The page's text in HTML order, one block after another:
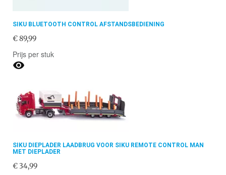
SIKU BLUETOOTH CONTROL AFSTANDSBEDIENING
€ 89,99
Prijs per stuk

SIKU DIEPLADER LAADBRUG VOOR SIKU REMOTE CONTROL MAN
MET DIEPLADER
€ 34,99